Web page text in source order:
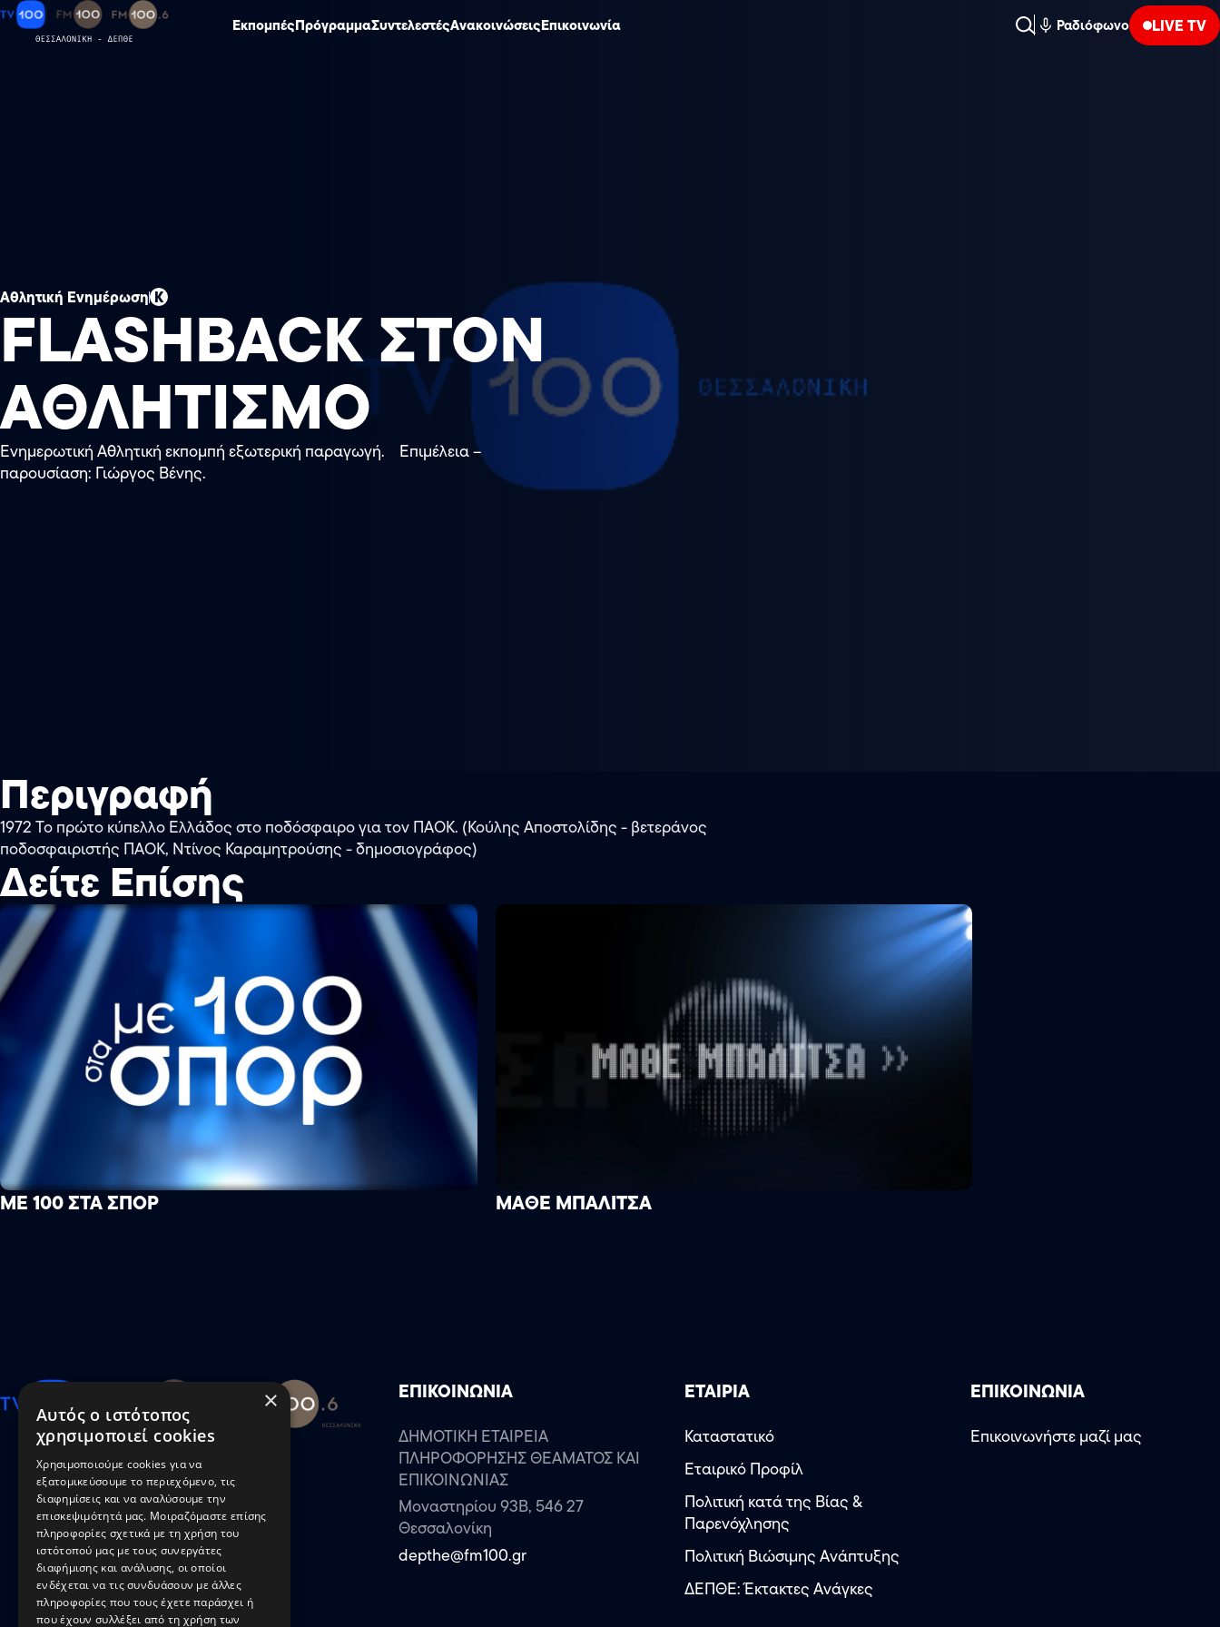
ΕκπομπέςΠρόγραμμαΣυντελεστέςΑνακοινώσειςΕπικοινωνία Ραδιόφωνο LIVE TV
Αθλητική Ενημέρωση Κ
FLASHBACK ΣΤΟΝ
ΑΘΛΗΤΙΣΜΟ
Ενημερωτική Αθλητική εκπομπή εξωτερική παραγωγή. Επιμέλεια –
παρουσίαση: Γιώργος Βένης.
Περιγραφή
1972 Το πρώτο κύπελλο Ελλάδος στο ποδόσφαιρο για τον ΠΑΟΚ. (Κούλης Αποστολίδης - βετεράνος
ποδοσφαιριστής ΠΑΟΚ, Ντίνος Καραμητρούσης - δημοσιογράφος)
Δείτε Επίσης
ΜΕ 100 ΣΤΑ ΣΠΟΡ ΜΑΘΕ ΜΠΑΛΙΤΣΑ
ΕΠΙΚΟΙΝΩΝΙΑ
ΔΗΜΟΤΙΚΗ ΕΤΑΙΡΕΙΑ
ΠΛΗΡΟΦΟΡΗΣΗΣ ΘΕΑΜΑΤΟΣ ΚΑΙ
ΕΠΙΚΟΙΝΩΝΙΑΣ
Μοναστηρίου 93Β, 546 27
Θεσσαλονίκη
depthe@fm100.gr
ΕΤΑΙΡΙΑ
Καταστατικό
Εταιρικό Προφίλ
Πολιτική κατά της Βίας &
Παρενόχλησης
Πολιτική Βιώσιμης Ανάπτυξης
ΔΕΠΘΕ: Έκτακτες Ανάγκες
ΕΠΙΚΟΙΝΩΝΙΑ
Επικοινωνήστε μαζί μας
×
Αυτός ο ιστότοπος
χρησιμοποιεί cookies
Χρησιμοποιούμε cookies για να
εξατομικεύσουμε το περιεχόμενο, τις
διαφημίσεις και να αναλύσουμε την
επισκεψιμότητά μας. Μοιραζόμαστε επίσης
πληροφορίες σχετικά με τη χρήση του
ιστότοπού μας με τους συνεργάτες
διαφήμισης και ανάλυσης, οι οποίοι
ενδέχεται να τις συνδυάσουν με άλλες
πληροφορίες που τους έχετε παράσχει ή
που έχουν συλλέξει από τη χρήση των